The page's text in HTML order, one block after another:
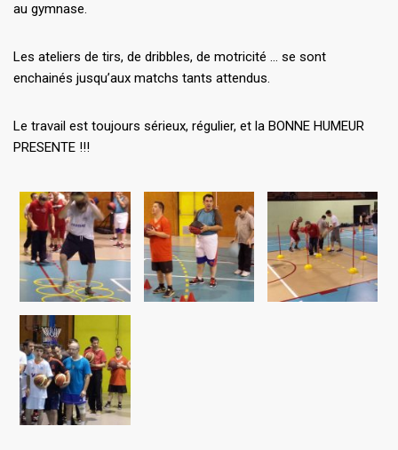
au gymnase.
Les ateliers de tirs, de dribbles, de motricité … se sont
enchainés jusqu’aux matchs tants attendus.
Le travail est toujours sérieux, régulier, et la BONNE HUMEUR
PRESENTE !!!